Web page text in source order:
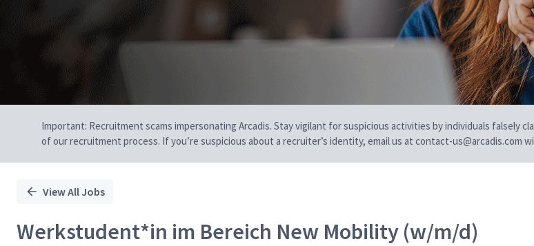
Important: Recruitment scams impersonating Arcadis. Stay vigilant for suspicious activities by individuals falsely
of our recruitment process. If you’re suspicious about a recruiter’s identity, email us at contact-us@arcadis.com
View All Jobs
Werkstudent*in im Bereich New Mobility (w/m/d)